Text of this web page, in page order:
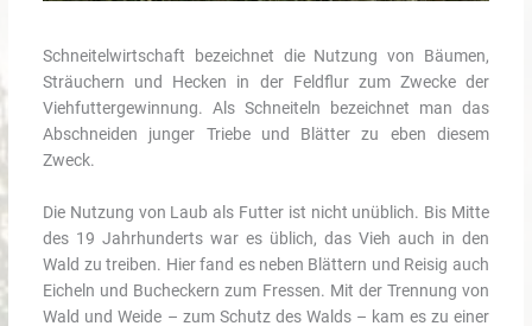
Schneitelwirtschaft bezeichnet die Nutzung von Bäumen,
Sträuchern und Hecken in der Feldflur zum Zwecke der
Viehfuttergewinnung. Als Schneiteln bezeichnet man das
Abschneiden junger Triebe und Blätter zu eben diesem
Zweck.
Die Nutzung von Laub als Futter ist nicht unüblich. Bis Mitte
des 19 Jahrhunderts war es üblich, das Vieh auch in den
Wald zu treiben. Hier fand es neben Blättern und Reisig auch
Eicheln und Bucheckern zum Fressen. Mit der Trennung von
Wald und Weide – zum Schutz des Walds – kam es zu einer